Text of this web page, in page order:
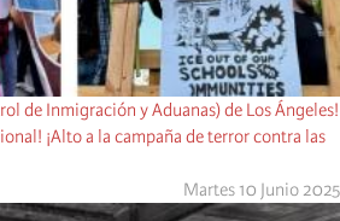
de Inmigración y Aduanas) de Los Ángeles!
¡Alto a la campaña de terror contra las
Martes 10 Junio 2025